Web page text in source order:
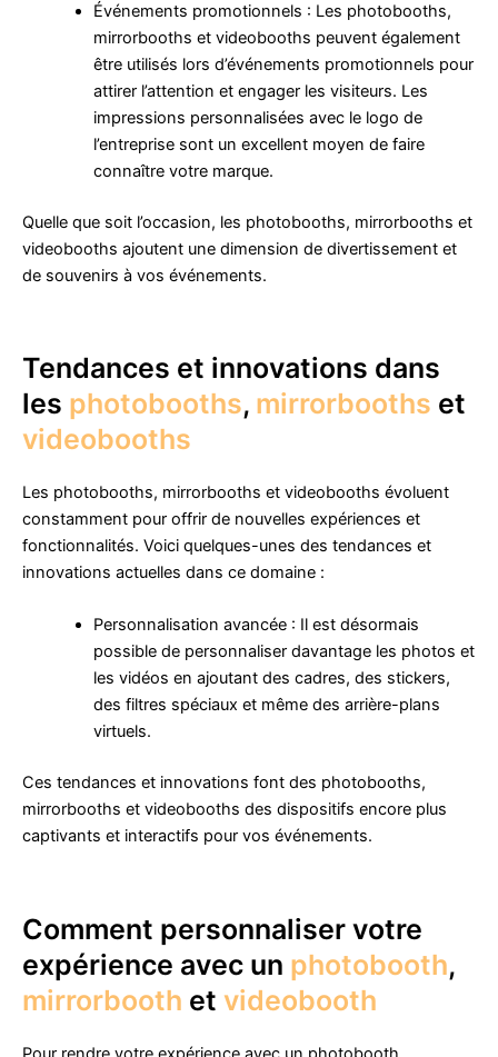
Événements promotionnels : Les photobooths,
mirrorbooths et videobooths peuvent également
être utilisés lors d’événements promotionnels pour
attirer l’attention et engager les visiteurs. Les
impressions personnalisées avec le logo de
l’entreprise sont un excellent moyen de faire
connaître votre marque.
Quelle que soit l’occasion, les photobooths, mirrorbooths et
videobooths ajoutent une dimension de divertissement et
de souvenirs à vos événements.
Tendances et innovations dans
les photobooths, mirrorbooths et
videobooths
Les photobooths, mirrorbooths et videobooths évoluent
constamment pour offrir de nouvelles expériences et
fonctionnalités. Voici quelques-unes des tendances et
innovations actuelles dans ce domaine :
Personnalisation avancée : Il est désormais
possible de personnaliser davantage les photos et
les vidéos en ajoutant des cadres, des stickers,
des filtres spéciaux et même des arrière-plans
virtuels.
Ces tendances et innovations font des photobooths,
mirrorbooths et videobooths des dispositifs encore plus
captivants et interactifs pour vos événements.
Comment personnaliser votre
expérience avec un photobooth,
mirrorbooth et videobooth